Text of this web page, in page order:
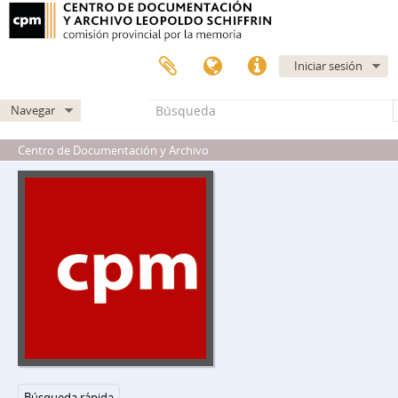
Iniciar sesión
Navegar
Centro de Documentación y Archivo
DCDRA - División Central de Documentación, Registro y Archivo
A - Mesa A
ose - Orden Social y Especial prontuarios
vc - Varios
2-38 - Colateral - Dirigentes del Congreso por la Paz